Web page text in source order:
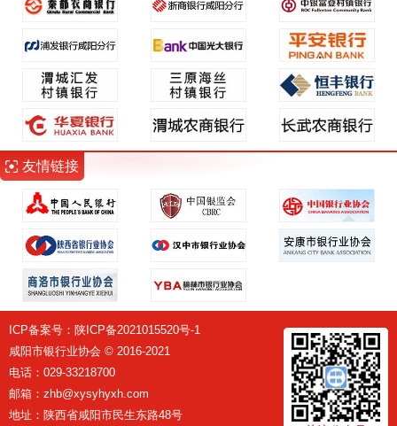
友情链接
ICP备案号： 陕ICP备2021015520号-1
咸阳市银行业协会 © 2016-2021
电话：029-33218700
邮箱：zhb@xysyhyxh.com
地址：陕西省咸阳市民生东路48号